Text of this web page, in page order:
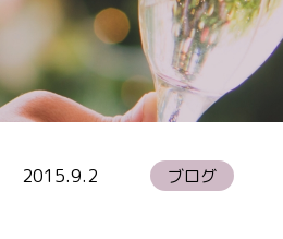
2015.9.2 ブログ